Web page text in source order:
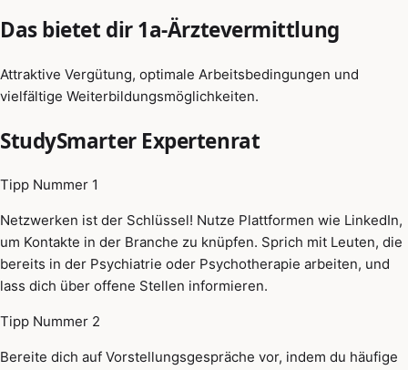
Das bietet dir 1a-Ärztevermittlung
Attraktive Vergütung, optimale Arbeitsbedingungen und
vielfältige Weiterbildungsmöglichkeiten.
StudySmarter Expertenrat
Tipp Nummer 1
Netzwerken ist der Schlüssel! Nutze Plattformen wie LinkedIn,
um Kontakte in der Branche zu knüpfen. Sprich mit Leuten, die
bereits in der Psychiatrie oder Psychotherapie arbeiten, und
lass dich über offene Stellen informieren.
Tipp Nummer 2
Bereite dich auf Vorstellungsgespräche vor, indem du häufige